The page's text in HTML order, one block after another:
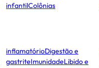
infantilColônias
inflamatórioDigestão e
gastriteImunidadeLibido e